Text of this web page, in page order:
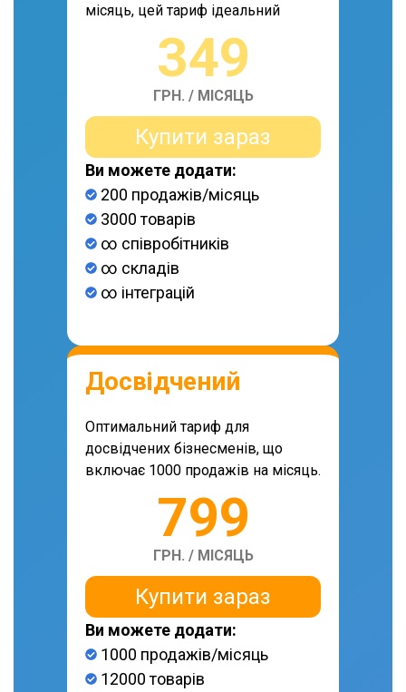
місяць, цей тариф ідеальний
349
ГРН. / МІСЯЦЬ
Купити зараз
Ви можете додати:
200 продажів/місяць
3000 товарів
∞ співробітників
∞ складів
∞ інтеграцій
Досвідчений
Оптимальний тариф для
досвідчених бізнесменів, що
включає 1000 продажів на місяць.
799
ГРН. / МІСЯЦЬ
Купити зараз
Ви можете додати:
1000 продажів/місяць
12000 товарів